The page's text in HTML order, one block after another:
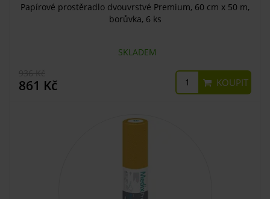
Papírové prostěradlo dvouvrstvé Premium, 60 cm x 50 m,
borůvka, 6 ks
SKLADEM
861 Kč KOUPIT